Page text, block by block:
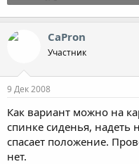
35.6 KB · Просмотры: 1,463
CaPron
Участник
9 Дек 2008
Как вариант можно на
спинке сиденья, надеть
спасает положение.
нет.